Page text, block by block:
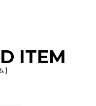
ITEM
]